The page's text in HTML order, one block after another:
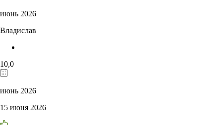
июнь 2026
Владислав
10,0
июнь 2026
15 июня 2026